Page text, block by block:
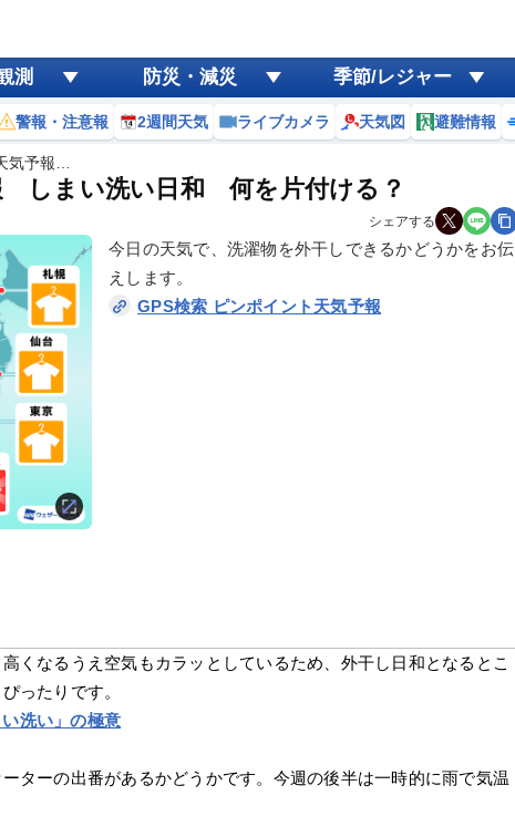
測 防災・減災 季節/レジャー
警報・注意報 2週間天気 ライブカメラ 天気図 避難情報
気予報…
しまい洗い日和 何を片付ける？
シェアする
今日の天気で、洗濯物を外干しできるかどうかをお伝
えします。
GPS検索 ピンポイント天気予報
くなるうえ空気もカラッとしているため、外干し日和となるとこ
ったりです。
洗い」の極意
ターの出番があるかどうかです。今週の後半は一時的に雨で気温